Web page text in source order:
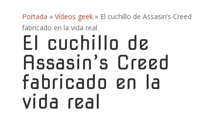
Portada » Vídeos geek» El cuchillo de Assasin’s Creed
fabricado en la vida real
El cuchillo de
Assasin’s Creed
fabricado en la
vida real